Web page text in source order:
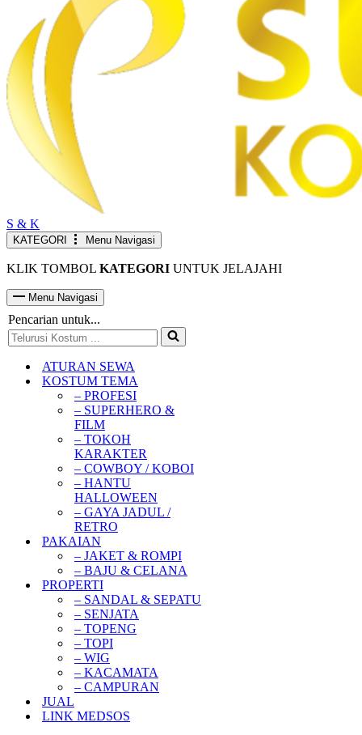
S & K
KATEGORI Menu Navigasi
KLIK TOMBOL KATEGORI UNTUK JELAJAHI
Menu Navigasi
Pencarian untuk...
ATURAN SEWA
KOSTUM TEMA
– PROFESI
– SUPERHERO &
FILM
– TOKOH
KARAKTER
– COWBOY / KOBOI
– HANTU
HALLOWEEN
– GAYA JADUL /
RETRO
PAKAIAN
– JAKET & ROMPI
– BAJU & CELANA
PROPERTI
– SANDAL & SEPATU
– SENJATA
– TOPENG
– TOPI
– WIG
– KACAMATA
– CAMPURAN
JUAL
LINK MEDSOS